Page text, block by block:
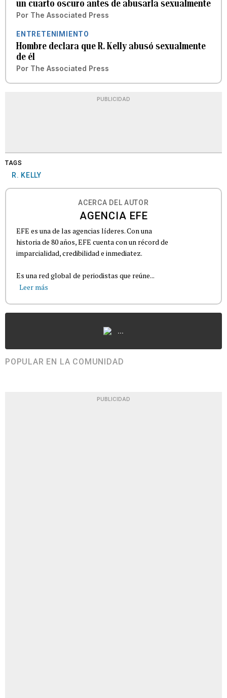
un cuarto oscuro antes de abusarla sexualmente
Por The Associated Press
ENTRETENIMIENTO
Hombre declara que R. Kelly abusó sexualmente
de él
Por The Associated Press
PUBLICIDAD
TAGS
R. KELLY
ACERCA DEL AUTOR
AGENCIA EFE
EFE es una de las agencias líderes. Con una
historia de 80 años, EFE cuenta con un récord de
imparcialidad, credibilidad e inmediatez.
Es una red global de periodistas que reúne...
Leer más
...
POPULAR EN LA COMUNIDAD
PUBLICIDAD